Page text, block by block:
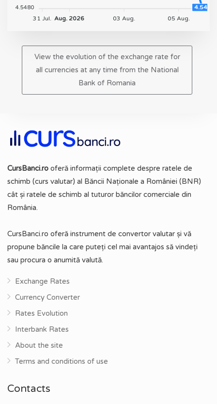
31 Jul. Aug. 2026 03 Aug. 05 Aug.
4.548
4.5480
View the evolution of the exchange rate for
all currencies at any time from the National
Bank of Romania
CursBanci.ro oferă informații complete despre ratele de
schimb (curs valutar) al Băncii Naționale a României (BNR)
cât și ratele de schimb al tuturor băncilor comerciale din
România.
CursBanci.ro oferă instrument de convertor valutar și vă
propune băncile la care puteți cel mai avantajos să vindeți
sau procura o anumită valută.
Exchange Rates
Currency Converter
Rates Evolution
Interbank Rates
About the site
Terms and conditions of use
Contacts